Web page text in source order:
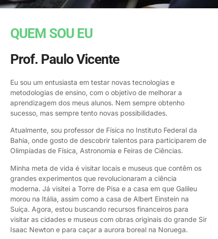
QUEM SOU EU
Prof. Paulo Vicente
Eu sou um entusiasta em testar novas tecnologias e
metodologias de ensino, com o objetivo de melhorar a
aprendizagem dos meus alunos. Nem sempre obtenho
sucesso, mas sempre tento novas possibilidades.
Atualmente, sou professor de Física no Instituto Federal da
Bahia, onde gosto de descobrir talentos para participarem de
Olimpíadas de Física, Astronomia e Feiras de Ciências.
Minha meta de vida é visitar locais e museus que contêm os
grandes experimentos que revolucionaram a ciência
moderna. Já visitei a Torre de Pisa e a casa em que Galileu
morou na Itália, assim como a casa de Albert Einstein na
Suíça. Agora, estou buscando recursos financeiros para
visitar as cidades e museus com obras originais do grande Sir
Isaac Newton e para caçar a aurora boreal na Noruega.